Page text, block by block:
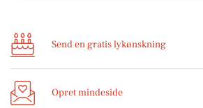
Send en gratis lykønskning
Opret mindeside